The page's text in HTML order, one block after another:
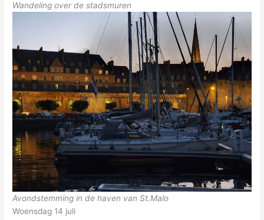
Wandeling over de stadsmuren
Avondstemming in de haven van St.Malo
Woensdag 14 juli